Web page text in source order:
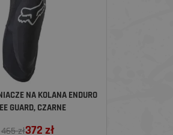
NA KOLANA ENDURO
GUARD, CZARNE
465 zł372zł